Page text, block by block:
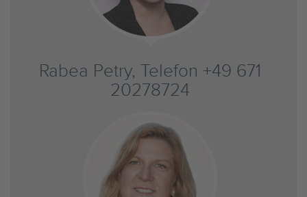
Rabea Petry, Telefon +49 671
20278724